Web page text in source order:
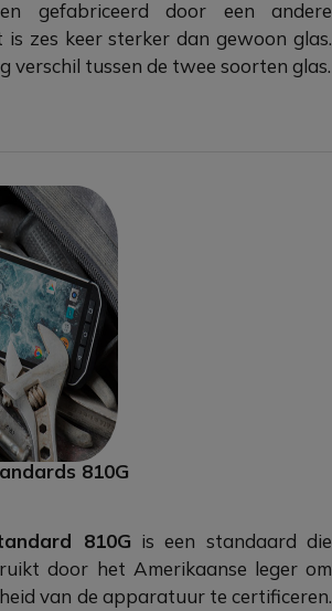
gefabriceerd door een andere
is zes keer sterker dan gewoon glas.
verschil tussen de twee soorten glas.
810G
810G is een standaard die
door het Amerikaanse leger om
van de apparatuur te certificeren.